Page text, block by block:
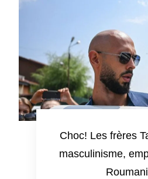
Choc! Les frères
masculinisme,